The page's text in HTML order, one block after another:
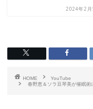
2024年2月
HOME
YouTube
春野恵＆ソラ豆琴美が催眠術